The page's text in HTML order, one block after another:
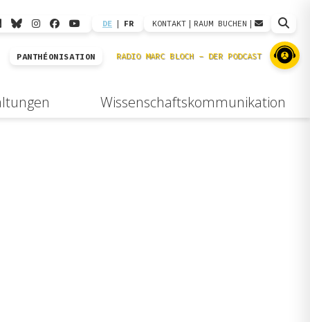
DE | FR KONTAKT | RAUM BUCHEN |
PANTHÉONISATION
Wissenschaftskommunikation